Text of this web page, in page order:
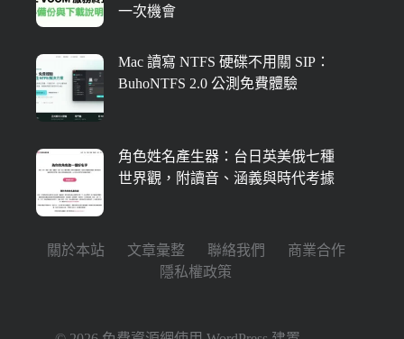
一次機會
Mac 讀寫 NTFS 硬碟不用關 SIP：
BuhoNTFS 2.0 公測免費體驗
角色姓名產生器：台日英美俄七種
世界觀，附讀音、涵義與時代考據
關於本站 文章彙整 聯絡我們
商業合作
隱私權政策